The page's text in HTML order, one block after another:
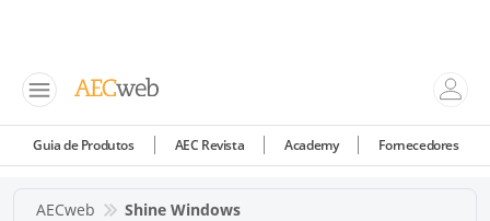
Guia de Produtos AEC Revista Academy Fornecedores
AECweb Shine Windows